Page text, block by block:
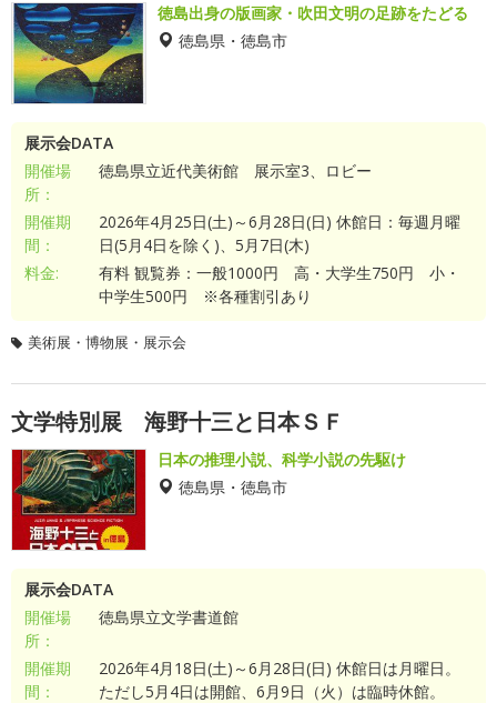
徳島出身の版画家・吹田文明の足跡をたどる
徳島県・徳島市
展示会DATA
開催場
所：
徳島県立近代美術館 展示室3、ロビー
開催期
間：
2026年4月25日(土)～6月28日(日) 休館日：毎週月曜
日(5月4日を除く)、5月7日(木)
料金:
有料 観覧券：一般1000円 高・大学生750円 小・
中学生500円 ※各種割引あり
美術展・博物展・展示会
文学特別展 海野十三と日本ＳＦ
日本の推理小説、科学小説の先駆け
徳島県・徳島市
展示会DATA
開催場
所：
徳島県立文学書道館
開催期
間：
2026年4月18日(土)～6月28日(日) 休館日は月曜日。
ただし5月4日は開館、6月9日（火）は臨時休館。